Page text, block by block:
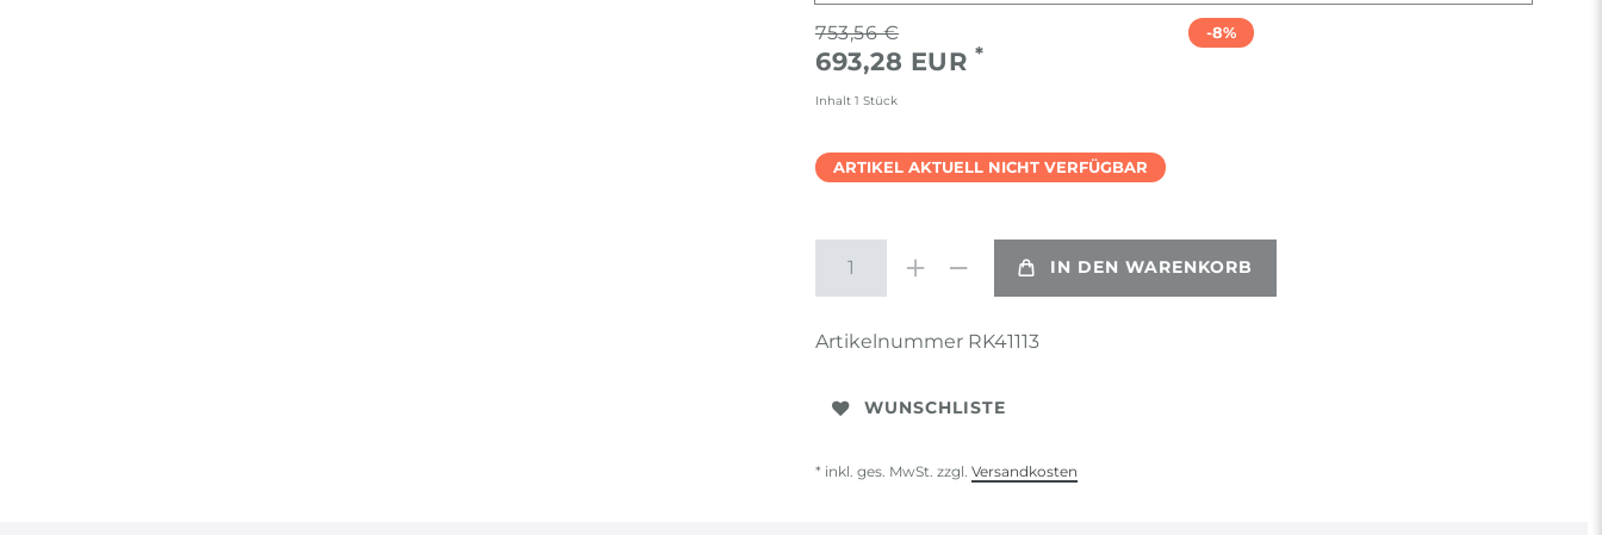
753,56 €
693,28 EUR *
Inhalt 1 Stück
-8%
ARTIKEL AKTUELL NICHT VERFÜGBAR
IN DEN WARENKORB
Artikelnummer RK41113
WUNSCHLISTE
* inkl. ges. MwSt. zzgl. Versandkosten